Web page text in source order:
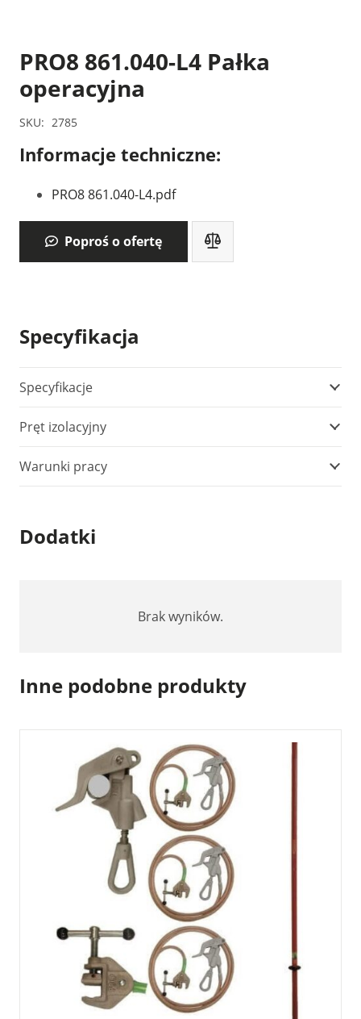
PRO8 861.040-L4 Pałka
operacyjna
SKU: 2785
Informacje techniczne:
PRO8 861.040-L4.pdf
Poproś o ofertę
Specyfikacja
Specyfikacje
Pręt izolacyjny
Warunki pracy
Dodatki
Brak wyników.
Inne podobne produkty